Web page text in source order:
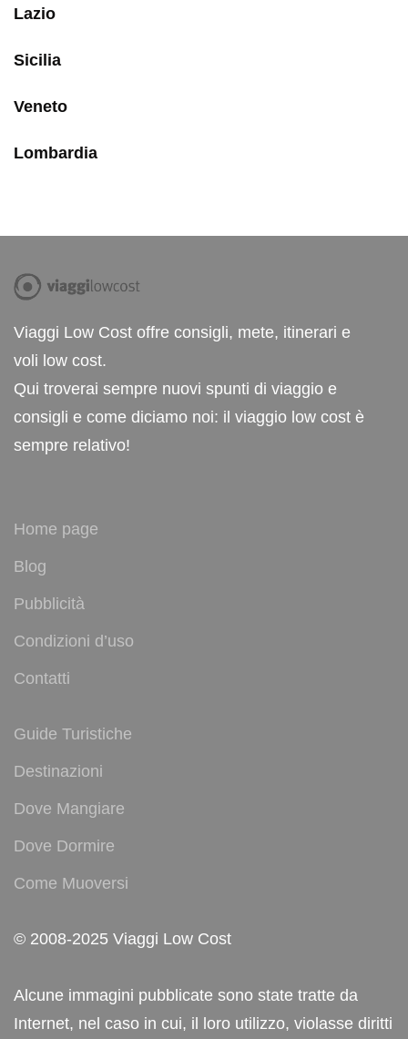
Lazio
Sicilia
Veneto
Lombardia
Viaggi Low Cost offre consigli, mete, itinerari e
voli low cost.
Qui troverai sempre nuovi spunti di viaggio e
consigli e come diciamo noi: il viaggio low cost è
sempre relativo!
Home page
Blog
Pubblicità
Condizioni d’uso
Contatti
Guide Turistiche
Destinazioni
Dove Mangiare
Dove Dormire
Come Muoversi
© 2008-2025 Viaggi Low Cost
Alcune immagini pubblicate sono state tratte da
Internet, nel caso in cui, il loro utilizzo, violasse diritti